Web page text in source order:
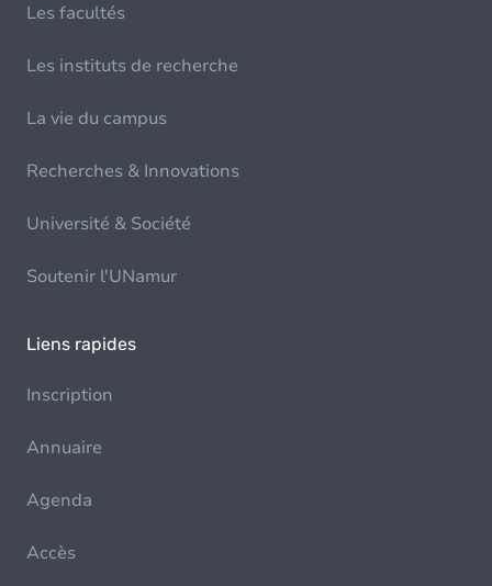
Les facultés
Les instituts de recherche
La vie du campus
Recherches & Innovations
Université & Société
Soutenir l'UNamur
Liens rapides
Inscription
Annuaire
Agenda
Accès